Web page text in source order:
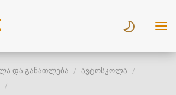
და განათლება
ავტოსკოლა